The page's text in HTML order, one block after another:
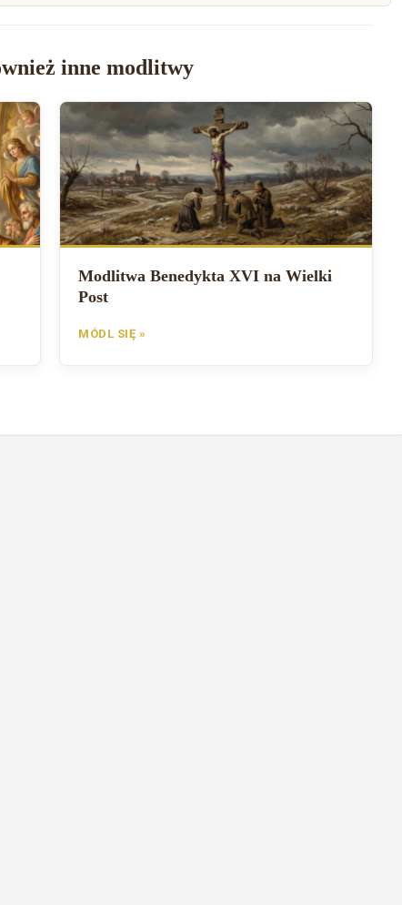
inne modlitwy
Modlitwa Benedykta XVI na Wielki
Post
MÓDL SIĘ »